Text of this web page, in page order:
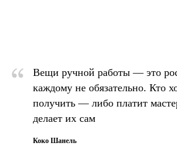
“
Вещи ручной работы — это
каждому не обязательно. Кто
получить — либо платит
делает их сам
Коко Шанель